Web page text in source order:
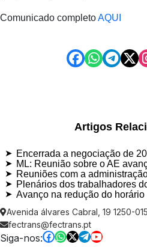
Comunicado completoAQUI
Artigos
Encerrada a negociação de
ML: Reunião sobre o AE
Reuniões com a
Plenários dos trabalhadores
Avanço na redução do horário
Avenida álvares Cabral, 19 1250-
fectrans@fectrans.pt
Siga-nos: